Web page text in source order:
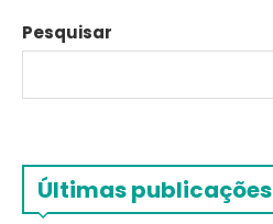
Pesquisar
Últimas publicações